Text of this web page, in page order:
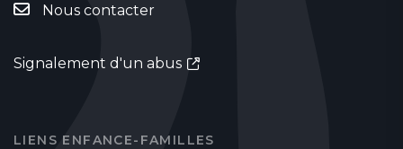
Nous contacter
Signalement d'un abus
LIENS ENFANCE-FAMILLES